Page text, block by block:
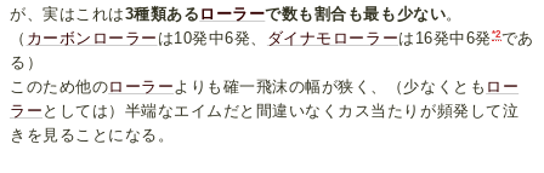
が、実はこれは3種類ある ローラーで数も割合も最も少ない。
（ カーボンローラー は10発中6発、 ダイナモローラーは16発中6発*2であ
る）
このため他のローラーよりも確一飛沫の幅が狭く、（少なくとも ロー
ラー としては）半端なエイムだと間違いなくカス当たりが頻発して泣
きを見ることになる。